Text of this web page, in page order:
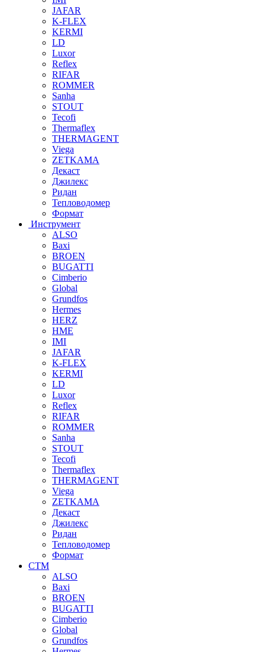
JAFAR
K-FLEX
KERMI
LD
Luxor
Reflex
RIFAR
ROMMER
Sanha
STOUT
Tecofi
Thermaflex
THERMAGENT
Viega
ZETKAMA
Декаст
Джилекс
Ридан
Тепловодомер
Формат
Инструмент
ALSO
Baxi
BROEN
BUGATTI
Cimberio
Global
Grundfos
Hermes
HERZ
HME
IMI
JAFAR
K-FLEX
KERMI
LD
Luxor
Reflex
RIFAR
ROMMER
Sanha
STOUT
Tecofi
Thermaflex
THERMAGENT
Viega
ZETKAMA
Декаст
Джилекс
Ридан
Тепловодомер
Формат
СТМ
ALSO
Baxi
BROEN
BUGATTI
Cimberio
Global
Grundfos